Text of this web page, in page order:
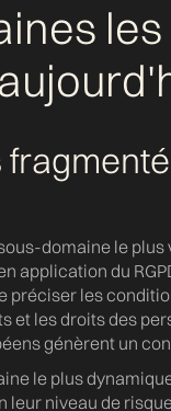
domaine le
application du
les
et les droits des
génèrent un
le plus
niveau de